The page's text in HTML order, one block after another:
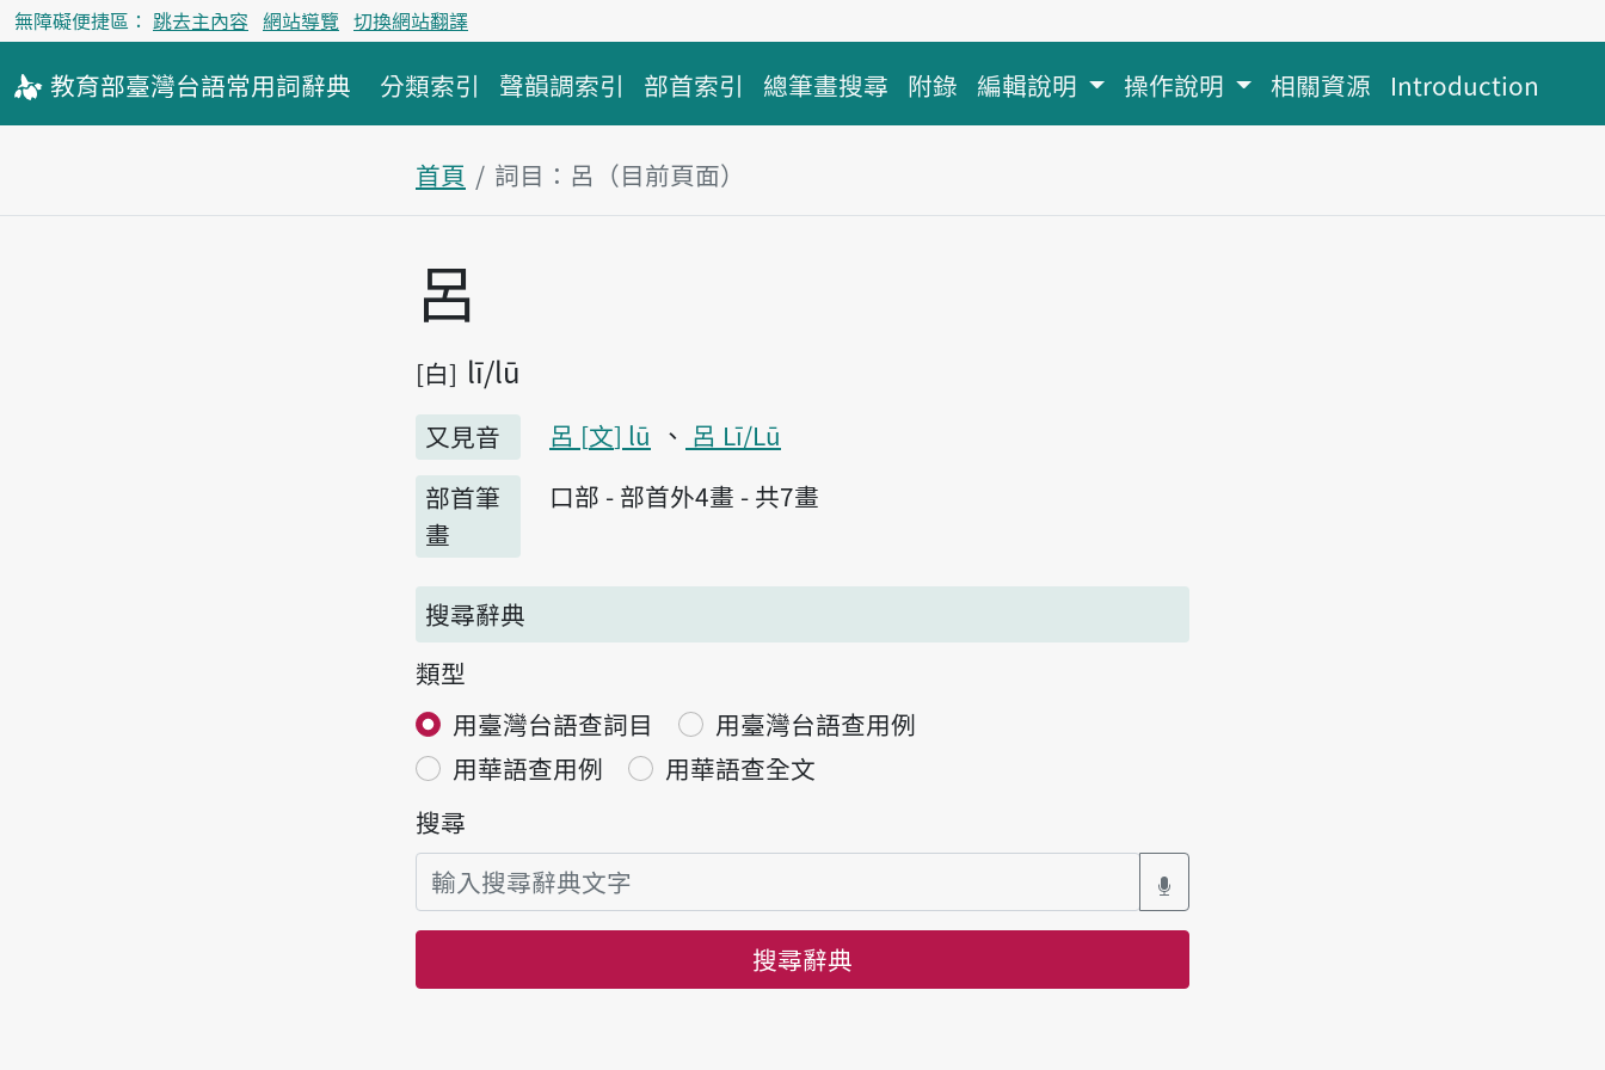
無障礙便捷區： 跳去主內容 網站導覽 切換網站翻譯
教育部臺灣台語常用詞辭典 分類索引 聲韻調索引 部首索引 總筆畫搜尋 附錄 編輯說明 操作說明 相關資源 Introduction
首頁 詞目：呂（目前頁面）
主內容區塊
呂
白 lī lū
又見音 呂 文 lū
呂 Lī/Lū
部首筆
畫
口部 - 部首外4畫 - 共7畫
搜尋辭典
類型
用臺灣台語查詞目
用臺灣台語查用例
用華語查用例
用華語查全文
搜尋
搜尋辭典